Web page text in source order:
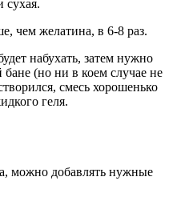
сухая.
чем желатина, в 6-8 раз.
набухать, затем нужно
бане (но ни в коем случае не
смесь хорошенько
геля.
можно добавлять нужные